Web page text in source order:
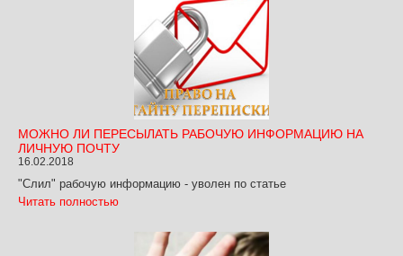
МОЖНО ЛИ ПЕРЕСЫЛАТЬ РАБОЧУЮ ИНФОРМАЦИЮ НА
ЛИЧНУЮ ПОЧТУ
16.02.2018
"Слил" рабочую информацию - уволен по статье
Читать полностью